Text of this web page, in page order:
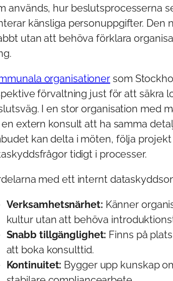
används, hur beslutsprocesserna
känsliga personuppgifter. Den
utan att behöva förklara
organisationer som
förvaltning just för att säkra
I en stor organisation med
extern konsult att ha samma
kan delta i möten, följa
tidigt i processer.
med ett internt
Verksamhetsnärhet: Känner
kultur utan att behöva
Snabb tillgänglighet: Finns på
att boka konsulttid.
Kontinuitet: Bygger upp kunskap